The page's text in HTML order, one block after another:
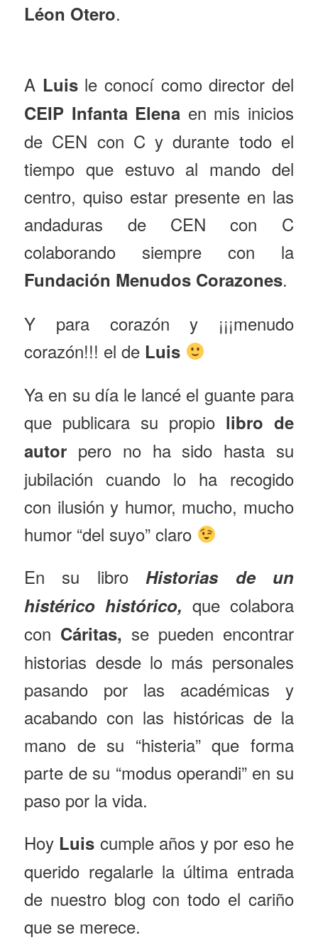
Léon Otero.
A Luisle conocí como director del
CEIP Infanta Elena en mis inicios
de CEN con C y durante todo el
tiempo que estuvo al mando del
centro, quiso estar presente en las
andaduras de CEN con C
colaborando siempre con la
Fundación Menudos Corazones.
Y para corazón y ¡¡¡menudo
corazón!!! el de Luis
Ya en su día le lancé el guante para
que publicara su propio libro de
autor pero no ha sido hasta su
jubilación cuando lo ha recogido
con ilusión y humor, mucho, mucho
humor “del suyo” claro
En su libro Historias de un
histérico histórico, que colabora
con Cáritas, se pueden encontrar
historias desde lo más personales
pasando por las académicas y
acabando con las históricas de la
mano de su “histeria” que forma
parte de su “modus operandi” en su
paso por la vida.
Hoy Luis cumple años y por eso he
querido regalarle la última entrada
de nuestro blog con todo el cariño
que se merece.